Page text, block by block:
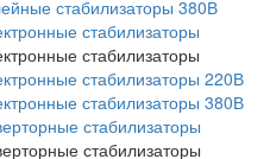
стабилизаторы 380В
стабилизаторы
стабилизаторы
стабилизаторы 220В
стабилизаторы 380В
стабилизаторы
стабилизаторы